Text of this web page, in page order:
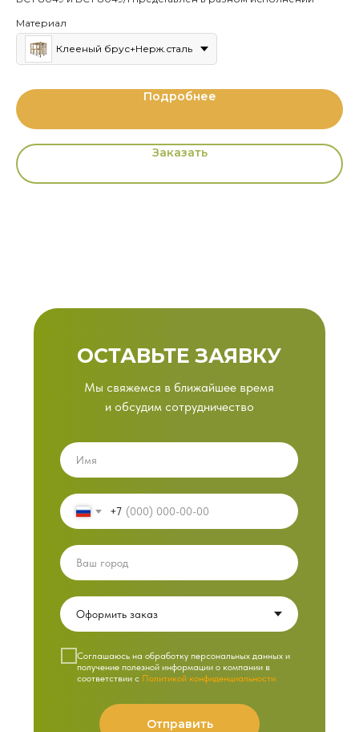
Материал
Клееный брус+Нерж.сталь
Подробнее
Заказать
ОСТАВЬТЕ ЗАЯВКУ
Мы свяжемся в ближайшее время
и обсудим сотрудничество
+7
Cоглашаюсь на обработку персональных данных и
получение полезной информации о компании в
соответствии с Политикой конфиденциальности
Отправить